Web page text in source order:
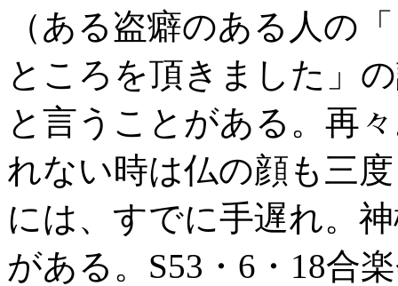
（ある盗癖のある人の
ところを頂きました」
と言うことがある。再
れない時は仏の顔も三
には、すでに手遅れ。
がある。S53・6・18合